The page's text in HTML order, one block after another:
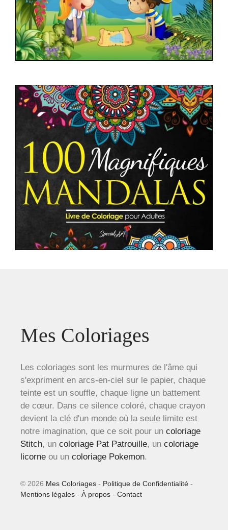
Mes Coloriages
Les coloriages sont les murmures de l'âme qui
s'expriment en arcs-en-ciel sur le papier, chaque
teinte est un souffle, chaque ligne un battement
de cœur. Dans ce silence coloré, chaque crayon
devient la clé d'un monde où la seule limite est
notre imagination, que ce soit pour un coloriage
Stitch, un coloriage Pat Patrouille, un coloriage
licorne ou un coloriage Pokemon.
© 2026 Mes Coloriages - Politique de Confidentialité -
Mentions légales - À propos - Contact